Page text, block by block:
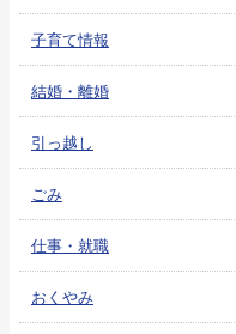
子育て情報
結婚・離婚
引っ越し
ごみ
仕事・就職
おくやみ